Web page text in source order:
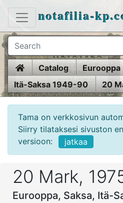
notafilia-
HomeCatalog Eurooppa
Itä-Saksa 1949-90
20
Tama on verkkosivun
Siirry tilataksesi sivuston
versioon:
jatkaa
20 Mark,
Eurooppa, Saksa, Itä-